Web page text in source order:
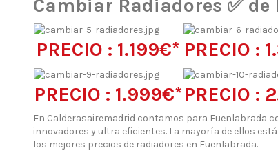
Cambiar Radiadores ✅
PRECIO : 1.199€* PRECIO :
PRECIO : 1.999€*PRECIO :
En Calderasairemadrid contamos para Fuenlabrada
innovadores y ultra eficientes. La mayoría de ellos
los mejores precios de radiadores en Fuenlabrada.